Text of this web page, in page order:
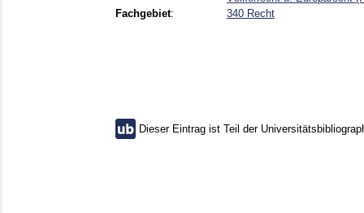
Fachgebiet: 340 Recht
Dieser Eintrag ist Teil der